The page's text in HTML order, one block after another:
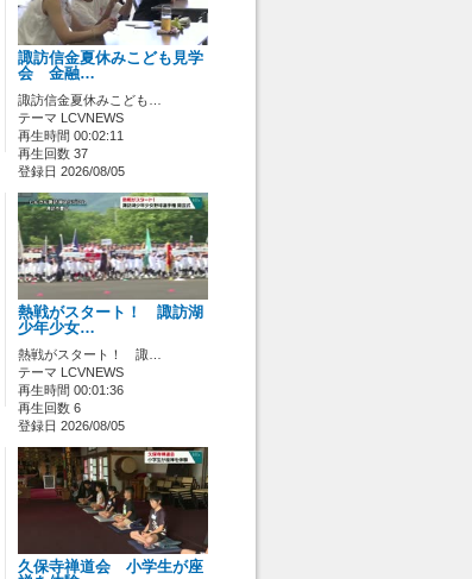
諏訪信金夏休みこども見学
会 金融…
諏訪信金夏休みこども…
テーマ LCVNEWS
再生時間 00:02:11
再生回数 37
登録日 2026/08/05
熱戦がスタート！ 諏訪湖
少年少女…
熱戦がスタート！ 諏…
テーマ LCVNEWS
再生時間 00:01:36
再生回数 6
登録日 2026/08/05
久保寺禅道会 小学生が座